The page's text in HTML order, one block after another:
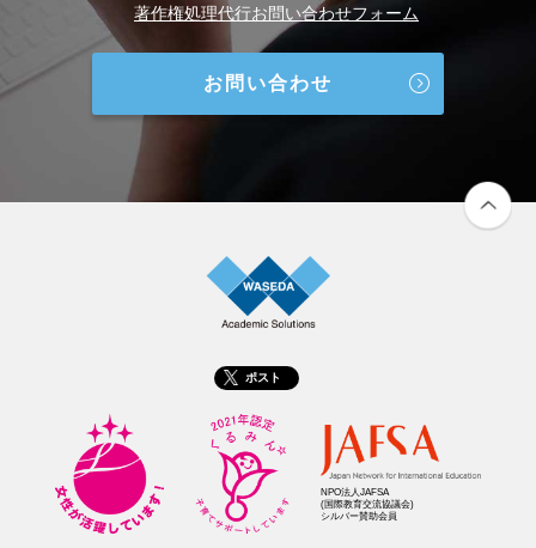
著作権処理代行お問い合わせフォーム
お問い合わせ
ポスト
NPO法人JAFSA
(国際教育交流協議会)
シルバー賛助会員